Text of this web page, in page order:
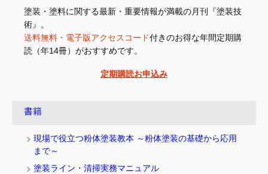
塗装・塗料に関する最新・重要情報が満載の月刊『塗装技
術』。
送料無料・電子版アクセスコード付きのお得な年間定期購
読（年14冊）がおすすめです。
定期購読お申込み
書籍
現場で役立つ粉体塗装教本 ～粉体塗装の基礎から応用
まで～
塗装ライン・清掃実務マニュアル